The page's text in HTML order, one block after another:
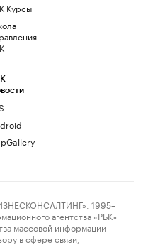
Курсы
1995–
агентства «РБК»
массовой информации
в сфере связи,